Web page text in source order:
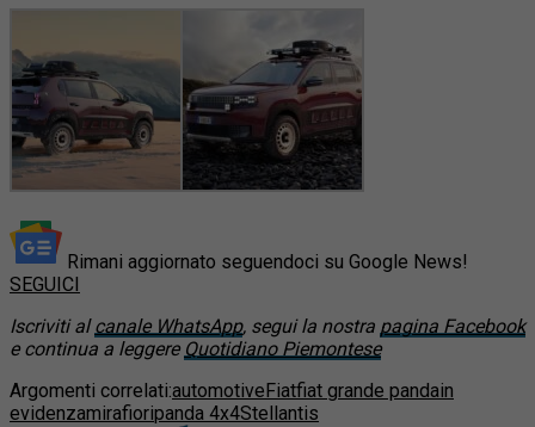
Rimani aggiornato seguendoci su Google News!
SEGUICI
Iscriviti alcanale WhatsApp, segui la nostra pagina Facebook
e continua a leggere Quotidiano Piemontese
Argomenti correlati:automotive Fiatfiat grande pandain
evidenzamirafioripanda 4x4Stellantis